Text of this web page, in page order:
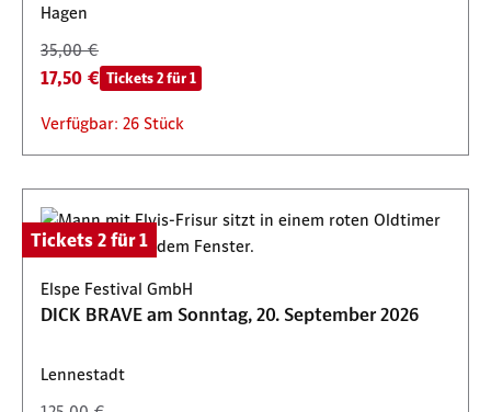
Hagen
35,00 €
17,50 € Tickets 2 für 1
Verfügbar: 26 Stück
Tickets 2 für 1
Elspe Festival GmbH
DICK BRAVE am Sonntag, 20. September 2026
Lennestadt